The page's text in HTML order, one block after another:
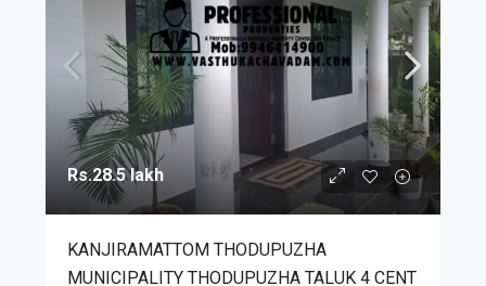
Rs.28.5 lakh
KANJIRAMATTOM THODUPUZHA
MUNICIPALITY THODUPUZHA TALUK 4 CENT